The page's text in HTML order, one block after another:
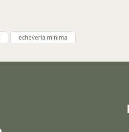
echeveria minima